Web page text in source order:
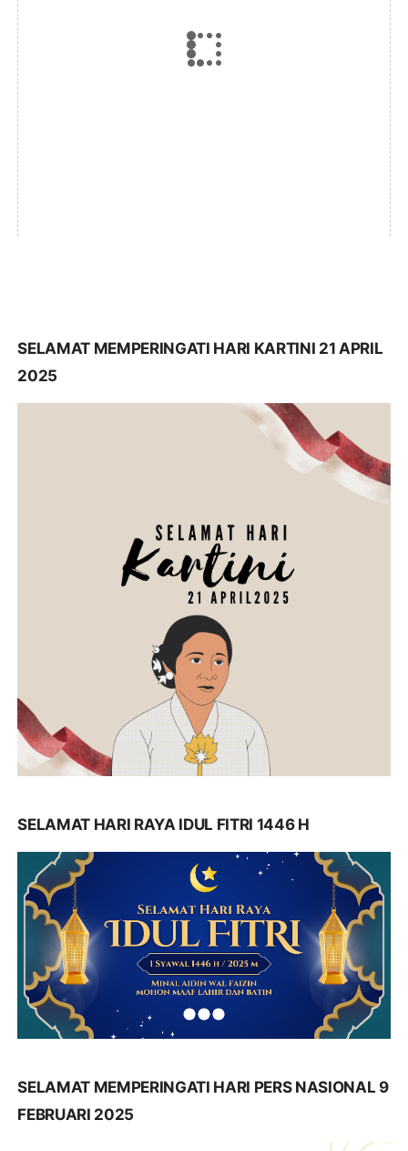
SELAMAT MEMPERINGATI HARI KARTINI 21 APRIL
2025
SELAMAT HARI RAYA IDUL FITRI 1446 H
SELAMAT MEMPERINGATI HARI PERS NASIONAL 9
FEBRUARI 2025